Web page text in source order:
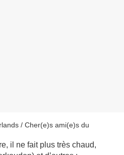
/ Cher(e)s ami(e)s du
il ne fait plus très chaud,